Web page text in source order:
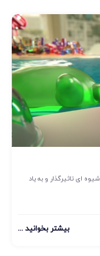
ای تاثیرگذار و به یاد
بیشتر بخوانید ...